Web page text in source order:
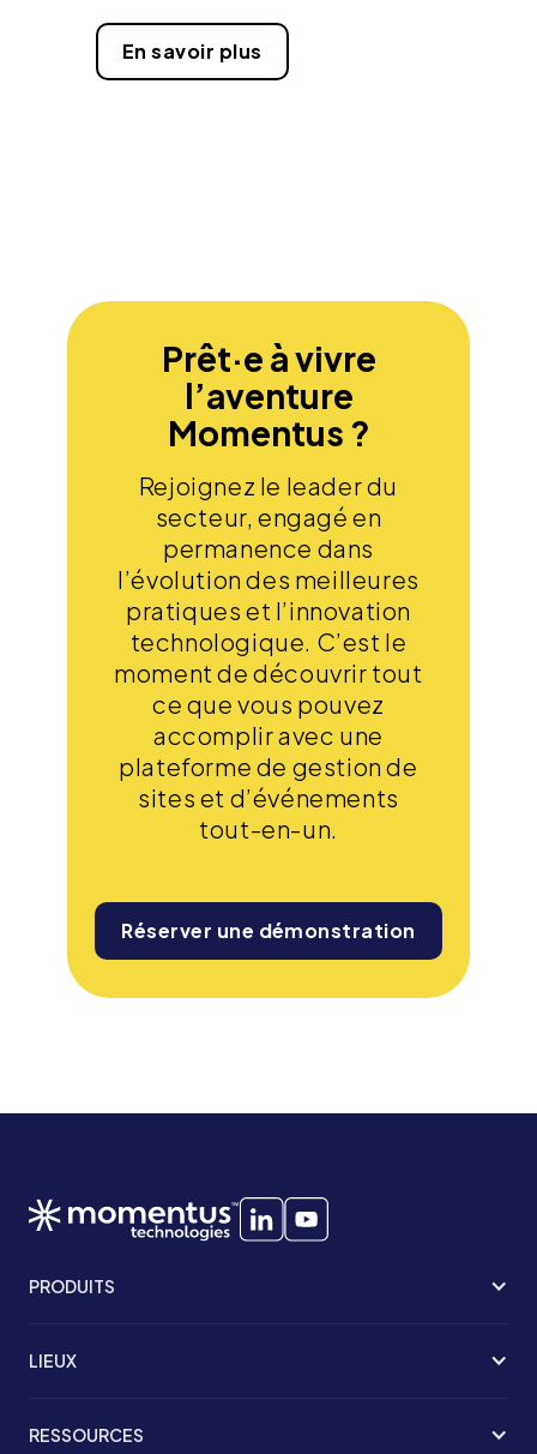
En savoir plus
Prêt·e à vivre
l’aventure
Momentus ?
Rejoignez le leader du
secteur, engagé en
permanence dans
l’évolution des meilleures
pratiques et l’innovation
technologique. C’est le
moment de découvrir tout
ce que vous pouvez
accomplir avec une
plateforme de gestion de
sites et d’événements
tout-en-un.
Réserver une démonstration
PRODUITS
LIEUX
RESSOURCES